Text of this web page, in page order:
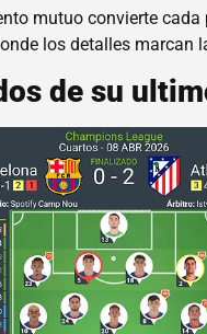
mutuo convierte cada
los detalles marcan
de su